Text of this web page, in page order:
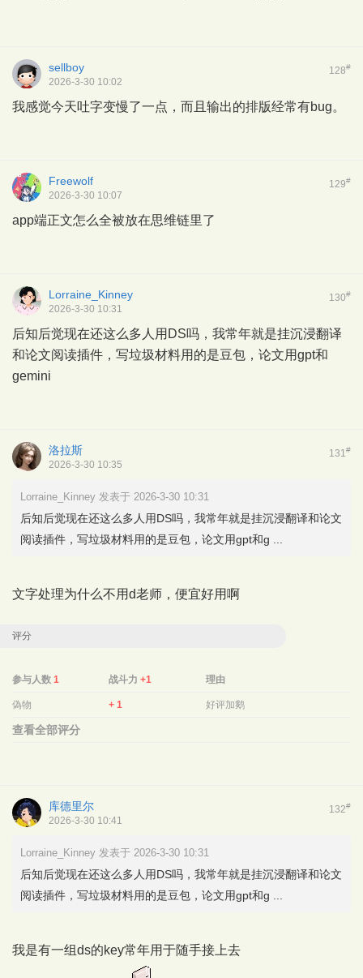
128#
sellboy
2026-3-30 10:02
我感觉今天吐字变慢了一点，而且输出的排版经常有bug。
129#
Freewolf
2026-3-30 10:07
app端正文怎么全被放在思维链里了
130#
Lorraine_Kinney
2026-3-30 10:31
后知后觉现在还这么多人用DS吗，我常年就是挂沉浸翻译
和论文阅读插件，写垃圾材料用的是豆包，论文用gpt和
gemini
131#
洛拉斯
2026-3-30 10:35
Lorraine_Kinney 发表于 2026-3-30 10:31
后知后觉现在还这么多人用DS吗，我常年就是挂沉浸翻译和论文
阅读插件，写垃圾材料用的是豆包，论文用gpt和g ...
文字处理为什么不用d老师，便宜好用啊
评分
参与人数 1 战斗力+1 理由
偽物 + 1 好评加鹅
查看全部评分
132#
库德里尔
2026-3-30 10:41
Lorraine_Kinney 发表于 2026-3-30 10:31
后知后觉现在还这么多人用DS吗，我常年就是挂沉浸翻译和论文
阅读插件，写垃圾材料用的是豆包，论文用gpt和g ...
我是有一组ds的key常年用于随手接上去